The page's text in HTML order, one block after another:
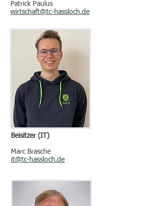
Patrick Paulus
wirtschaft@tc-hassloch.de
Beisitzer (IT)
Marc Brasche
it@tc-hassloch.de